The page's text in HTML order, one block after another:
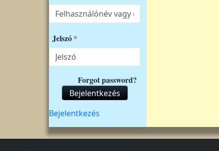
Jelszó
Forgot password?
Bejelentkezés
Felhasználói fiók menüje
Bejelentkezés